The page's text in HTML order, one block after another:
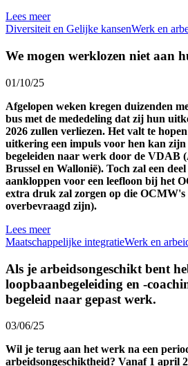
Lees meer
Diversiteit en Gelijke kansenWerk en
We mogen werklozen niet aan
01/10/25
Afgelopen weken kregen duizenden
bus met de mededeling dat zij hun
2026 zullen verliezen. Het valt te
uitkering een impuls voor hen kan zijn
begeleiden naar werk door de VDAB
Brussel en Wallonië). Toch zal een
aankloppen voor een leefloon bij het
extra druk zal zorgen op die OCMW's
overbevraagd zijn).
Lees meer
Maatschappelijke integratieWerk en
Als je arbeidsongeschikt bent
loopbaanbegeleiding en -
begeleid naar gepast werk.
03/06/25
Wil je terug aan het werk na een
arbeidsongeschiktheid? Vanaf 1 april